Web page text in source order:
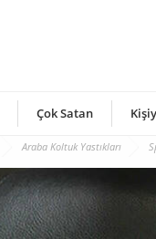
Çok Satan
Araba Koltuk Yastıkları